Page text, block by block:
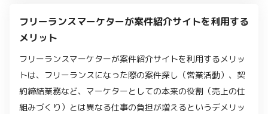
フリーランスマーケターが案件紹介サイトを利用する
メリット
フリーランスマーケターが案件紹介サイトを利用するメリッ
トは、フリーランスになった際の案件探し（営業活動）、契
約締結業務など、マーケターとしての本来の役割（売上の仕
組みづくり）とは異なる仕事の負担が増えるというデメリッ